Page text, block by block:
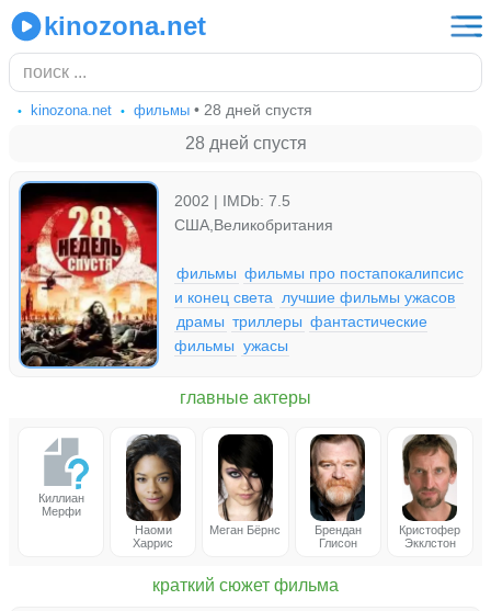
kinozona.net
kinozona.net фильмы • 28 дней спустя
28 дней спустя
2002 | IMDb: 7.5
США,Великобритания
фильмы фильмы про постапокалипсис
и конец света
лучшие фильмы ужасов
драмы триллеры фантастические
фильмы ужасы
главные актеры
Киллиан
Мерфи
Наоми
Харрис
Меган Бёрнс
Брендан
Глисон
Кристофер
Экклстон
краткий сюжет фильма